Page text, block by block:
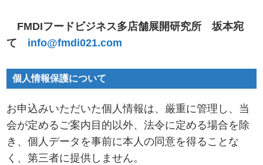
FMDIフードビジネス多店舗展開研究所 坂本宛
て info@fmdi021.com
個人情報保護について
お申込みいただいた個人情報は、厳重に管理し、当
会が定めるご案内目的以外、法令に定める場合を除
き、個人データを事前に本人の同意を得ることな
く、第三者に提供しません。